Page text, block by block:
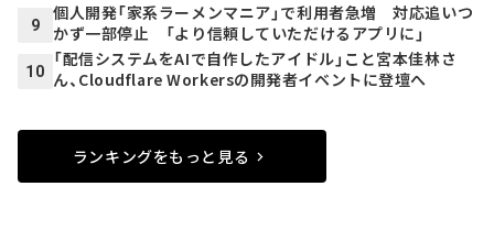
9
個人開発「家系ラーメンマニア」で利用者急増 対応追いつ
かず一部停止 「より信頼していただけるアプリに」
10
「配信システムをAIで自作したアイドル」こと宮本佳林さ
ん、Cloudflare Workersの開発者イベントに登壇へ
ランキングをもっと見る